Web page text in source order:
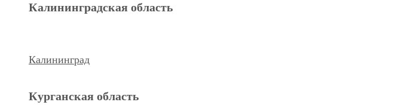
Калининградская область
Калининград
Курганская область